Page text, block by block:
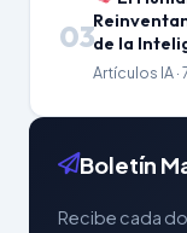
03de la
Artículos IA
Boletín
Recibe cada